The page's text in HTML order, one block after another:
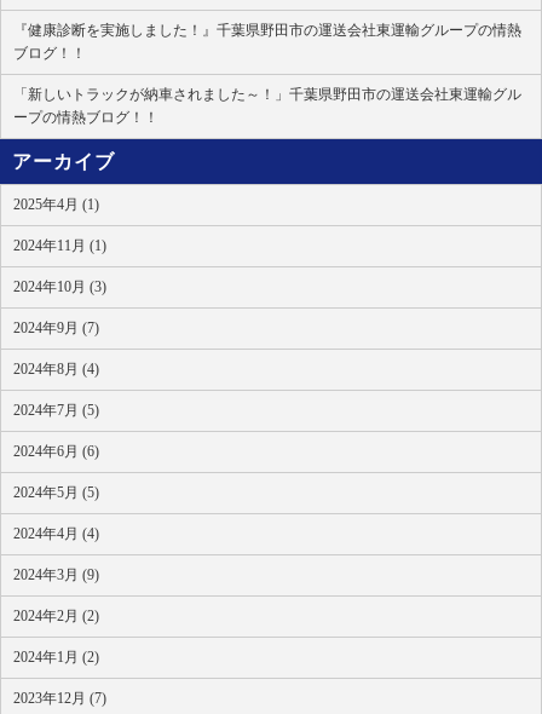
『健康診断を実施しました！』千葉県野田市の運送会社東運輸グループの情熱
ブログ！！
「新しいトラックが納車されました～！」千葉県野田市の運送会社東運輸グル
ープの情熱ブログ！！
アーカイブ
2025年4月 (1)
2024年11月 (1)
2024年10月 (3)
2024年9月 (7)
2024年8月 (4)
2024年7月 (5)
2024年6月 (6)
2024年5月 (5)
2024年4月 (4)
2024年3月 (9)
2024年2月 (2)
2024年1月 (2)
2023年12月 (7)